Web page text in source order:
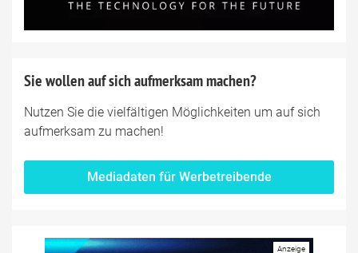
Sie wollen auf sich aufmerksam machen?
Nutzen Sie die vielfältigen Möglichkeiten um auf sich
aufmerksam zu machen!
Mediadaten für Werbetreibende